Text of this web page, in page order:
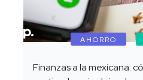
AHORRO
Finanzas a la mexicana: